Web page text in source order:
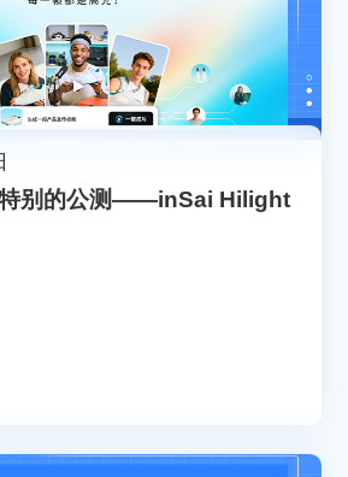
特别的公测——inSai Hilight